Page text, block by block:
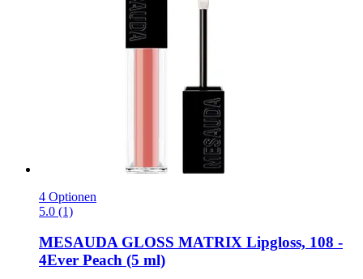
4 Optionen
5.0 (1)
MESAUDAGLOSS MATRIX Lipgloss, 108 -​
4Ever Peach (5 ml)